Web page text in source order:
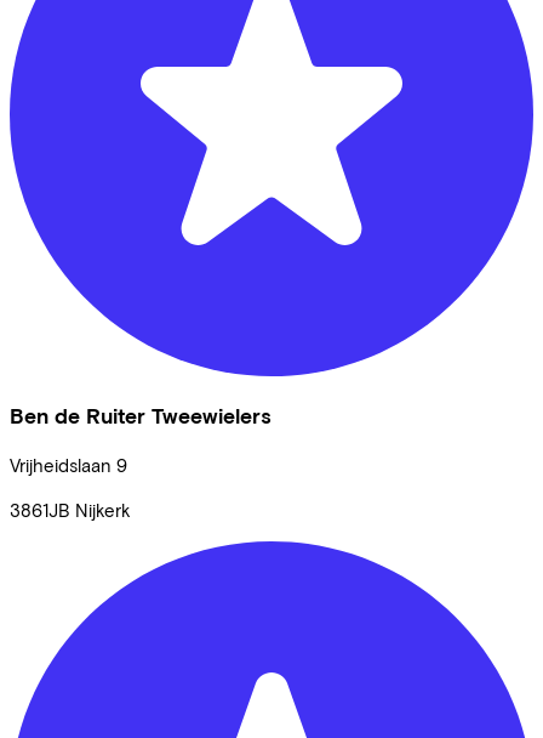
Ben de Ruiter Tweewielers
Vrijheidslaan 9
3861JB Nijkerk